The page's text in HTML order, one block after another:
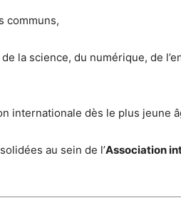
communs,
la science, du numérique, de
internationale dès le plus jeune
au sein de l’Association